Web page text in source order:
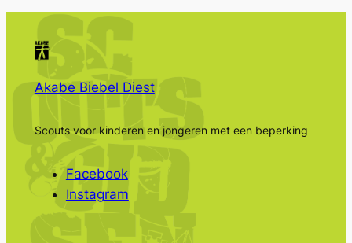
Akabe Biebel Diest
Scouts voor kinderen en jongeren met een beperking
Facebook
Instagram